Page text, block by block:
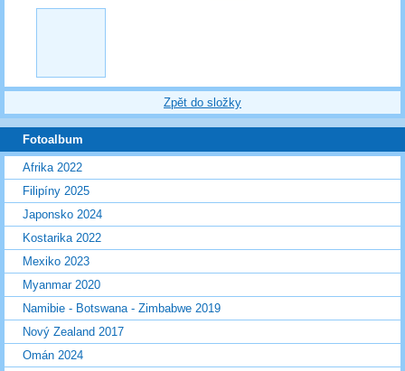
Zpět do složky
Fotoalbum
Afrika 2022
Filipíny 2025
Japonsko 2024
Kostarika 2022
Mexiko 2023
Myanmar 2020
Namibie - Botswana - Zimbabwe 2019
Nový Zealand 2017
Omán 2024